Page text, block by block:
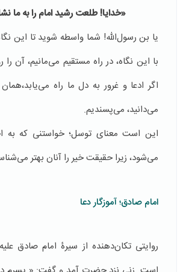
«خدایا! طلعت رشید امام را به ما
یا بن رسول‌الله! شما واسطه شوید تا این
با این نگاه، در راه مستقیم می‌مانیم، آن را
اگر ادعا و غرور به دل ما راه
می‌دانید، می‌پسندیم.
این است معنای توسل؛ خواستنی که به
می‌شود، زیرا حقیقت خیر را آنان بهتر
امام صادق؛ آموزگار دعا
روایتی تکان‌دهنده از سیرۀ امام صادق